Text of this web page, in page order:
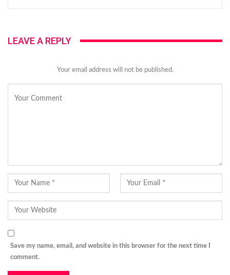
LEAVE A REPLY
Your email address will not be published.
Save my name, email, and website in this browser for the next time I
comment.